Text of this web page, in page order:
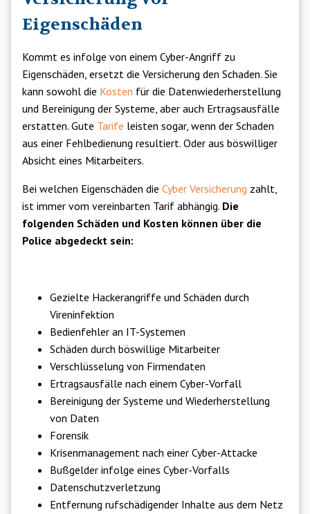
Eigenschäden
Kommt es infolge von einem Cyber-Angriff zu
Eigenschäden, ersetzt die Versicherung den Schaden. Sie
kann sowohl die Kosten für die Datenwiederherstellung
und Bereinigung der Systeme, aber auch Ertragsausfälle
erstatten. Gute Tarife leisten sogar, wenn der Schaden
aus einer Fehlbedienung resultiert. Oder aus böswilliger
Absicht eines Mitarbeiters.
Bei welchen Eigenschäden die Cyber Versicherung zahlt,
ist immer vom vereinbarten Tarif abhängig. Die
folgenden Schäden und Kosten können über die
Police abgedeckt sein:
Gezielte Hackerangriffe und Schäden durch
Vireninfektion
Bedienfehler an IT-Systemen
Schäden durch böswillige Mitarbeiter
Verschlüsselung von Firmendaten
Ertragsausfälle nach einem Cyber-Vorfall
Bereinigung der Systeme und Wiederherstellung
von Daten
Forensik
Krisenmanagement nach einer Cyber-Attacke
Bußgelder infolge eines Cyber-Vorfalls
Datenschutzverletzung
Entfernung rufschädigender Inhalte aus dem Netz